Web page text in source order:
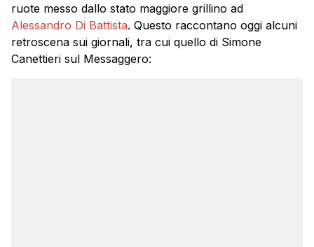
ruote messo dallo stato maggiore grillino ad
Alessandro Di Battista. Questo raccontano oggi alcuni
retroscena sui giornali, tra cui quello di Simone
Canettieri sul Messaggero: